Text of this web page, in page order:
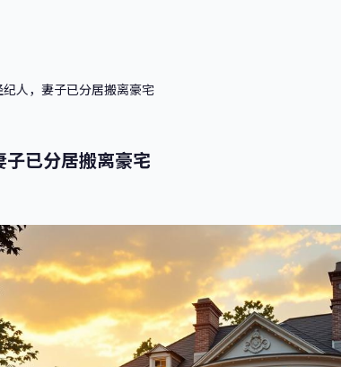
人，妻子已分居搬离豪宅
已分居搬离豪宅